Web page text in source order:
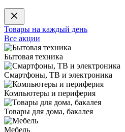
Товары на каждый день
Все акции
Бытовая техника
Смартфоны, ТВ и электроника
Компьютеры и периферия
Товары для дома, бакалея
Мебель